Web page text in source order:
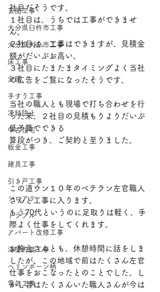
玄関工事
大分県臼杵市工事
大分県大分市工事
床工事
介護
手すり工事
凍結防止
中古住宅
板金工事
建具工事
引き戸工事
シロアリ
トラブル
アパート改修工事
浴室内装工事
ヘリンボーン柄
電気工事
社目だそうです。
１社目は、うちでは工事ができませ
ん。
２社目は、工事はできますが、見積金
額がだいぶお高い。
３社目にたまたまタイミングよく当社
の広告をご覧になったそうです。
当社の職人とも現場で打ち合わせを行
った末、２社目の見積もりよりだいぶ
低予算でできる
算段がつき、ご契約と至りました。
この道ウン１０年のベテラン左官職人
さんと工事に入ります。
もう70代というのに足取りは軽く、手
際よく仕事をしてくれます。
お施主さんとも、休憩時間に話をしま
したが、この地域で前はたくさん左官
仕事をおこなったとのことでした。し
かし昔はたくさんいた職人さんが今は